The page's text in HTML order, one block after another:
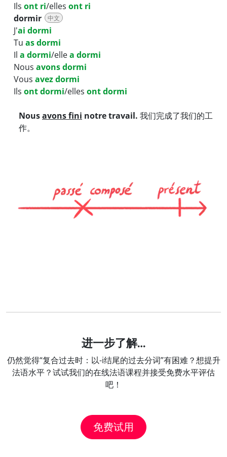
Ils ont ri/elles ont ri
dormir
中文
J'ai dormi
Tu as dormi
Il a dormi/ellea dormi
Nous avons dormi
Vous avez dormi
Ils ont dormi/elles ont dormi
Nousavons fini notre travail. 我们完成了我们的工
作。
进一步了解…
仍然觉得“复合过去时：以-i结尾的过去分词”有困难？想提升
法语水平？试试我们的在线法语课程并接受免费水平评估
吧！
免费试用